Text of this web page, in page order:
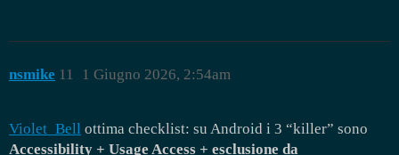
nsmike 1 Giugno 2026, 2:54am
11
Violet_Bell ottima checklist: su Android i 3 “killer” sono
Accessibility + Usage Access + esclusione da